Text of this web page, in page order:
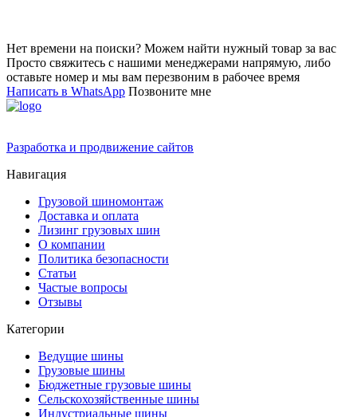
Нет времени на поиски? Можем найти нужный товар за вас
Просто свяжитесь с нашими менеджерами напрямую, либо
оставьте номер и мы вам перезвоним в рабочее время
Написать в WhatsApp Позвоните мне
Разработка и продвижение сайтов
Навигация
Грузовой шиномонтаж
Доставка и оплата
Лизинг грузовых шин
О компании
Политика безопасности
Статьи
Частые вопросы
Отзывы
Категории
Ведущие шины
Грузовые шины
Бюджетные грузовые шины
Сельскохозяйственные шины
Индустриальные шины